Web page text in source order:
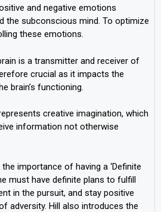
and negative emotions
the subconscious mind. To optimize
these emotions.
is a transmitter and receiver of
crucial as it impacts the
brain’s functioning.
creative imagination, which
information not otherwise
importance of having a ‘Definite
must have definite plans to fulfill
in the pursuit, and stay positive
adversity. Hill also introduces the